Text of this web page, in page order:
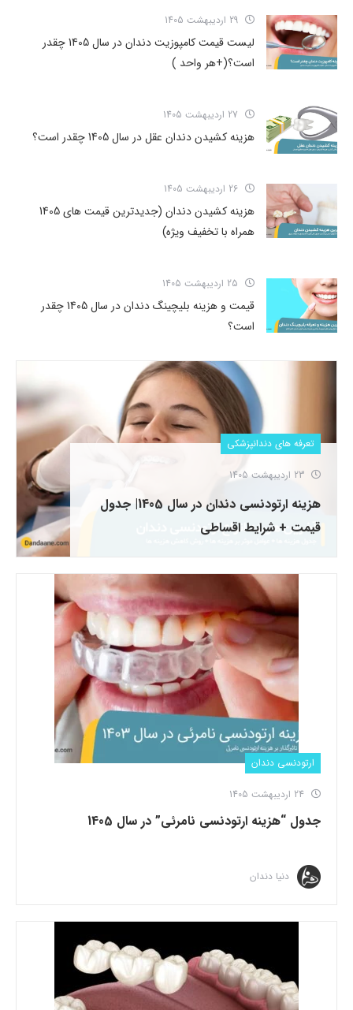
لیست قیمت کامپوزیت دندان در سال 1405 چقدر
است؟(+هر واحد )
هزینه کشیدن دندان عقل در سال 1405 چقدر است؟
هزینه کشیدن دندان (جدیدترین قیمت های 1405
همراه با تخفیف ویژه)
قیمت و هزینه بلیچینگ دندان در سال 1405 چقدر
است؟
ارتودنسی دندان
جدول “هزینه ارتودنسی نامرئی” در سال 1405
دنیا دندان
تعرفه های دندانپزشکی
هزینه ارتودنسی دندان در سال 1405| جدول
قیمت + شرایط اقساطی